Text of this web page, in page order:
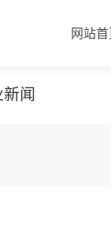
网站首
闻